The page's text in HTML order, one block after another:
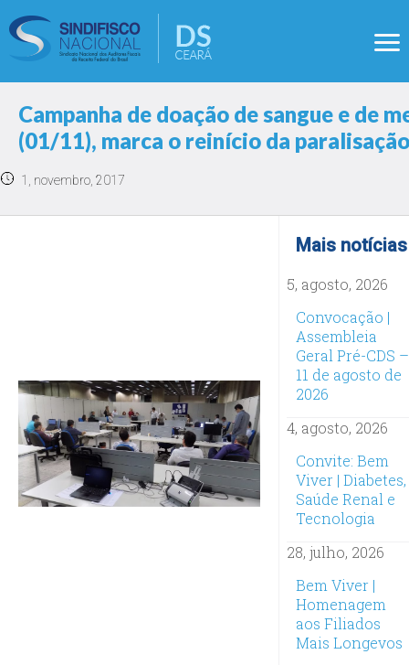
Campanha de doação de sangue e de
(01/11), marca o reinício da
1, novembro, 2017
Mais notícias
5, agosto, 2026
Convocação |
Assembleia
Geral Pré-CDS –
11 de agosto de
2026
4, agosto, 2026
Convite: Bem
Viver | Diabetes,
Saúde Renal e
Tecnologia
28, julho, 2026
Bem Viver |
Homenagem
aos Filiados
Mais Longevos